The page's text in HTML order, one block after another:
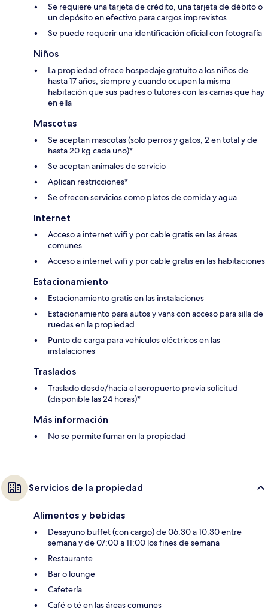
Se requiere una tarjeta de crédito, una tarjeta de débito o
un depósito en efectivo para cargos imprevistos
Se puede requerir una identificación oficial con fotografía
Niños
La propiedad ofrece hospedaje gratuito a los niños de
hasta 17 años, siempre y cuando ocupen la misma
habitación que sus padres o tutores con las camas que hay
en ella
Mascotas
Se aceptan mascotas (solo perros y gatos, 2 en total y de
hasta 20 kg cada uno)*
Se aceptan animales de servicio
Aplican restricciones*
Se ofrecen servicios como platos de comida y agua
Internet
Acceso a internet wifi y por cable gratis en las áreas
comunes
Acceso a internet wifi y por cable gratis en las habitaciones
Estacionamiento
Estacionamiento gratis en las instalaciones
Estacionamiento para autos y vans con acceso para silla de
ruedas en la propiedad
Punto de carga para vehículos eléctricos en las
instalaciones
Traslados
Traslado desde/hacia el aeropuerto previa solicitud
(disponible las 24 horas)*
Más información
No se permite fumar en la propiedad
Servicios de la propiedad
Alimentos y bebidas
Desayuno buffet (con cargo) de 06:30 a 10:30 entre
semana y de 07:00 a 11:00 los fines de semana
Restaurante
Bar o lounge
Cafetería
Café o té en las áreas comunes